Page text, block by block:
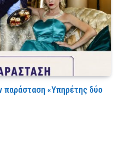
παράσταση «Υπηρέτης δύο